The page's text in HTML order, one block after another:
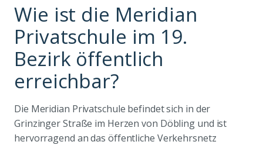
Wie ist die Meridian
Privatschule im 19.
Bezirk öffentlich
erreichbar?
Die Meridian Privatschule befindet sich in der
Grinzinger Straße im Herzen von Döbling und ist
hervorragend an das öffentliche Verkehrsnetz